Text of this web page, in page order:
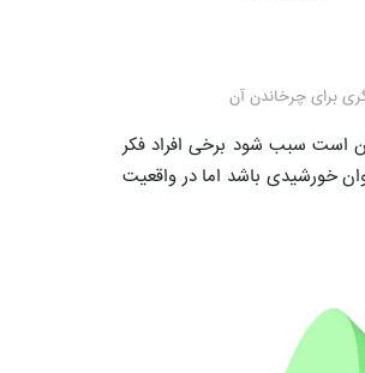
برای چرخاندن آن
است سبب شود برخی افراد فکر
خورشیدی باشد اما در واقعیت